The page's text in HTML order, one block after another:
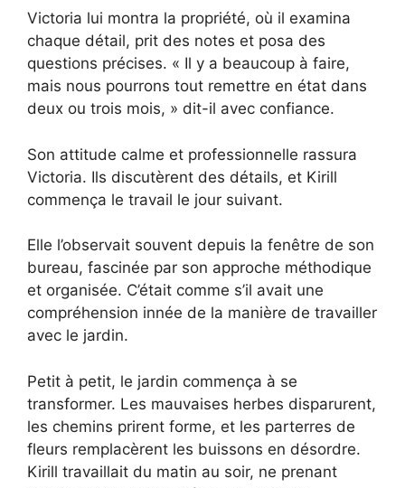
Victoria lui montra la propriété, où il examina
chaque détail, prit des notes et posa des
questions précises. « Il y a beaucoup à faire,
mais nous pourrons tout remettre en état dans
deux ou trois mois, » dit-il avec confiance.
Son attitude calme et professionnelle rassura
Victoria. Ils discutèrent des détails, et Kirill
commença le travail le jour suivant.
Elle l’observait souvent depuis la fenêtre de son
bureau, fascinée par son approche méthodique
et organisée. C’était comme s’il avait une
compréhension innée de la manière de travailler
avec le jardin.
Petit à petit, le jardin commença à se
transformer. Les mauvaises herbes disparurent,
les chemins prirent forme, et les parterres de
fleurs remplacèrent les buissons en désordre.
Kirill travaillait du matin au soir, ne prenant